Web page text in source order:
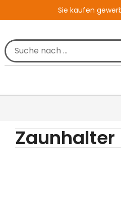
Sie kaufen
Zaunhalter